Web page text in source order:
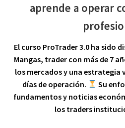
aprende a operar
El curso ProTrader 3.0 ha sido
Mangas, trader con más de 7
los mercados y una estrategia
días de operación.
Su
fundamentos y noticias
los traders